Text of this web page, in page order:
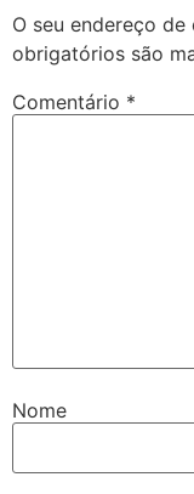
O seu endereço
obrigatórios são
Comentário *
Nome